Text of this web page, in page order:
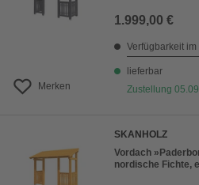
Merken
1.999,00 €
Verfügbarkeit im
lieferbar
Zustellung
SKANHOLZ
Vordach
nordische Fichte,